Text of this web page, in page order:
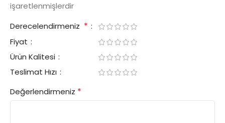
işaretlenmişlerdir
Derecelendirmeniz *
Fiyat
Ürün Kalitesi
Teslimat Hızı
Değerlendirmeniz *